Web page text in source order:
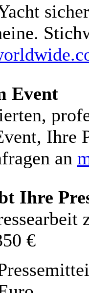
Event
Ihre
an
Ihre
€